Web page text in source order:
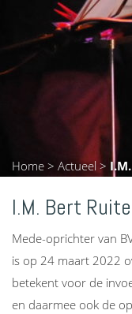
Home > Actueel >
I.M. Bert
Mede-​oprichter van
is op 24 maart 2022
betekent voor de
en daarmee ook de